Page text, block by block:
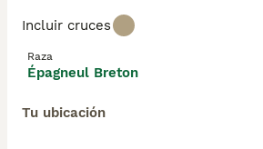
Incluir cruces
Raza
Épagneul Breton
Tu ubicación